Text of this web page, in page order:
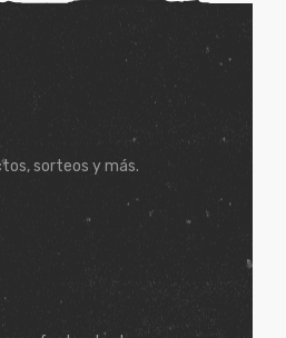
sorteos y más.